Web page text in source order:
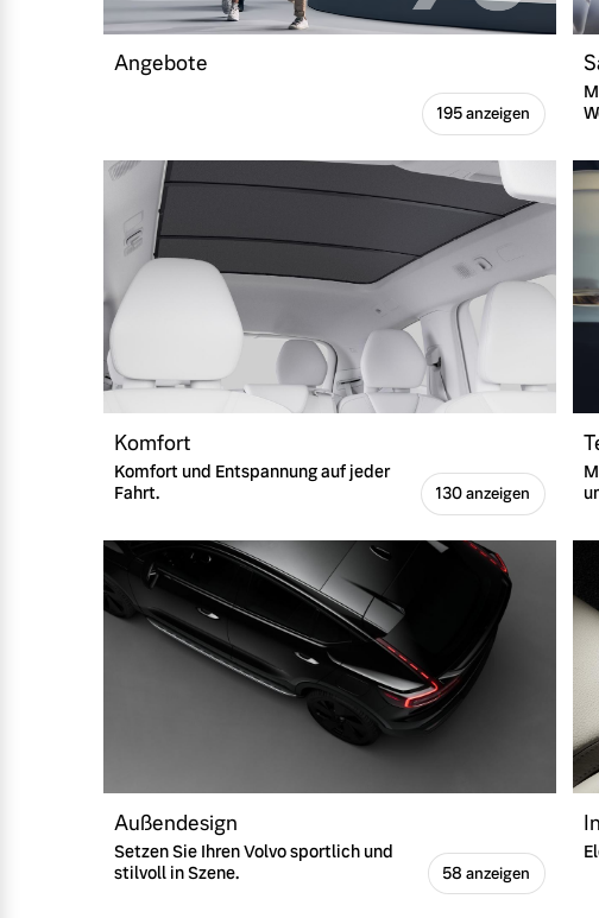
Entdecken Sie unsere saisonalen Angebote.
Mehr erfahren
Finanzierung & Leasing
Versicherung
Angebote
195 anzeigen
Komfort
Komfort und Entspannung auf jeder
Fahrt.
130 anzeigen
Außendesign
Setzen Sie Ihren Volvo sportlich und
stilvoll in Szene.
58 anzeigen